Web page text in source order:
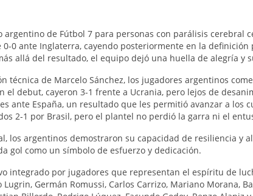
argentino de Fútbol 7 para personas con parálisis cerebral
0-0 ante Inglaterra, cayendo posteriormente en la
allá del resultado, el equipo dejó una huella de alegría y
técnica de Marcelo Sánchez, los jugadores argentinos
el debut, cayeron 3-1 frente a Ucrania, pero lejos de
ante España, un resultado que les permitió avanzar a los
2-1 por Brasil, pero el plantel no perdió la garra ni el
los argentinos demostraron su capacidad de resiliencia y
gol como un símbolo de esfuerzo y dedicación.
integrado por jugadores que representan el espíritu de
Lugrin, Germán Romussi, Carlos Carrizo, Mariano Morana,